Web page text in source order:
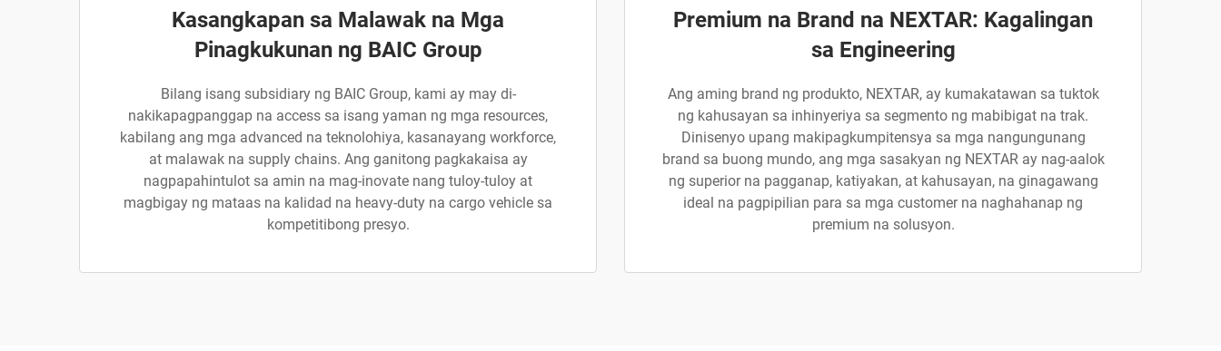
Kasangkapan sa Malawak na Mga
Pinagkukunan ng BAIC Group
Bilang isang subsidiary ng BAIC Group, kami ay may di-
nakikapagpanggap na access sa isang yaman ng mga resources,
kabilang ang mga advanced na teknolohiya, kasanayang workforce,
at malawak na supply chains. Ang ganitong pagkakaisa ay
nagpapahintulot sa amin na mag-inovate nang tuloy-tuloy at
magbigay ng mataas na kalidad na heavy-duty na cargo vehicle sa
kompetitibong presyo.
Premium na Brand na NEXTAR: Kagalingan
sa Engineering
Ang aming brand ng produkto, NEXTAR, ay kumakatawan sa tuktok
ng kahusayan sa inhinyeriya sa segmento ng mabibigat na trak.
Dinisenyo upang makipagkumpitensya sa mga nangungunang
brand sa buong mundo, ang mga sasakyan ng NEXTAR ay nag-aalok
ng superior na pagganap, katiyakan, at kahusayan, na ginagawang
ideal na pagpipilian para sa mga customer na naghahanap ng
premium na solusyon.